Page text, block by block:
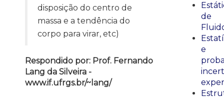
disposição do centro de
massa e a tendência do
corpo para virar, etc)
Respondido por: Prof. Fernando
Lang da Silveira -
www.if.ufrgs.br/~lang/
de
e